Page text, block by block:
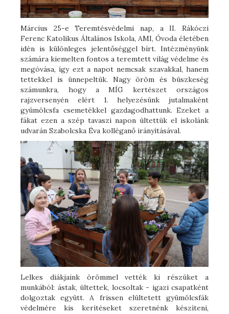
Március 25-e Teremtésvédelmi nap, a II. Rákóczi
Ferenc Katolikus Általános Iskola, AMI, Óvoda életében
idén is különleges jelentőséggel bírt. Intézményünk
számára kiemelten fontos a teremtett világ védelme és
megóvása, így ezt a napot nemcsak szavakkal, hanem
tettekkel is ünnepeltük. Nagy öröm és büszkeség
számunkra, hogy a MÍG kertészet országos
rajzversenyén elért 1. helyezésünk jutalmaként
gyümölcsfa csemetékkel gazdagodhattunk. Ezeket a
fákat ezen a szép tavaszi napon ültettük el iskolánk
udvarán Szabolcska Éva kolléganő irányításával.
Lelkes diákjaink örömmel vették ki részüket a
munkából: ástak, ültettek, locsoltak - igazi csapatként
dolgoztak együtt. A frissen elültetett gyümölcsfák
védelmére kis kerítéseket szeretnénk készíteni,